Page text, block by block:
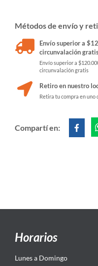
Métodos de envío y
Envío superior a
circunvalación
Envío superior a
circunvalación gratis
Retiro en nuestro
Retira tu compra en uno
Compartí en:
Horarios
Lunes a Domingo